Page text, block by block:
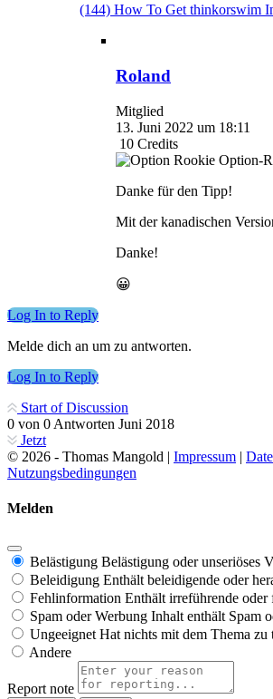
(144) How To Get thinkorswim
Roland
Mitglied
13. Juni 2022 um 18:11
10 Credits
Option-
Danke für den Tipp!
Mit der kanadischen
Danke!
😀
Log In to Reply
Melde dich an um zu antworten.
Log In to Reply
Start of Discussion
0 von 0 Antworten Juni 2018
Jetzt
© 2026 - Thomas Mangold | Impressum |
Nutzungsbedingungen
Melden
Belästigung Belästigung oder unseriöses
Beleidigung Enthält beleidigende oder
Fehlinformation Enthält irreführende oder
Spam oder Werbung Inhalt enthält Spam
Ungeeignet Hat nichts mit dem Thema zu
Andere
Report note